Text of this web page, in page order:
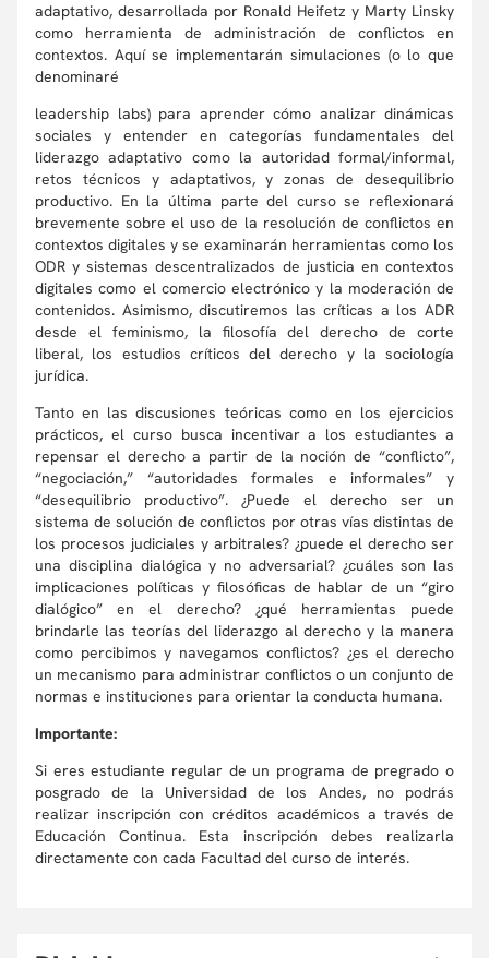
adaptativo, desarrollada por Ronald Heifetz y Marty Linsky
como herramienta de administración de conflictos en
contextos. Aquí se implementarán simulaciones (o lo que
denominaré
leadership labs) para aprender cómo analizar dinámicas
sociales y entender en categorías fundamentales del
liderazgo adaptativo como la autoridad formal/informal,
retos técnicos y adaptativos, y zonas de desequilibrio
productivo. En la última parte del curso se reflexionará
brevemente sobre el uso de la resolución de conflictos en
contextos digitales y se examinarán herramientas como los
ODR y sistemas descentralizados de justicia en contextos
digitales como el comercio electrónico y la moderación de
contenidos. Asimismo, discutiremos las críticas a los ADR
desde el feminismo, la filosofía del derecho de corte
liberal, los estudios críticos del derecho y la sociología
jurídica.
Tanto en las discusiones teóricas como en los ejercicios
prácticos, el curso busca incentivar a los estudiantes a
repensar el derecho a partir de la noción de “conflicto”,
“negociación,” “autoridades formales e informales” y
“desequilibrio productivo”. ¿Puede el derecho ser un
sistema de solución de conflictos por otras vías distintas de
los procesos judiciales y arbitrales? ¿puede el derecho ser
una disciplina dialógica y no adversarial? ¿cuáles son las
implicaciones políticas y filosóficas de hablar de un “giro
dialógico” en el derecho? ¿qué herramientas puede
brindarle las teorías del liderazgo al derecho y la manera
como percibimos y navegamos conflictos? ¿es el derecho
un mecanismo para administrar conflictos o un conjunto de
normas e instituciones para orientar la conducta humana.
Importante:
Si eres estudiante regular de un programa de pregrado o
posgrado de la Universidad de los Andes, no podrás
realizar inscripción con créditos académicos a través de
Educación Continua. Esta inscripción debes realizarla
directamente con cada Facultad del curso de interés.